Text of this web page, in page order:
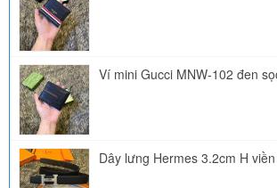
Ví mini Gucci MNW-102 đen
Dây lưng Hermes 3.2cm H